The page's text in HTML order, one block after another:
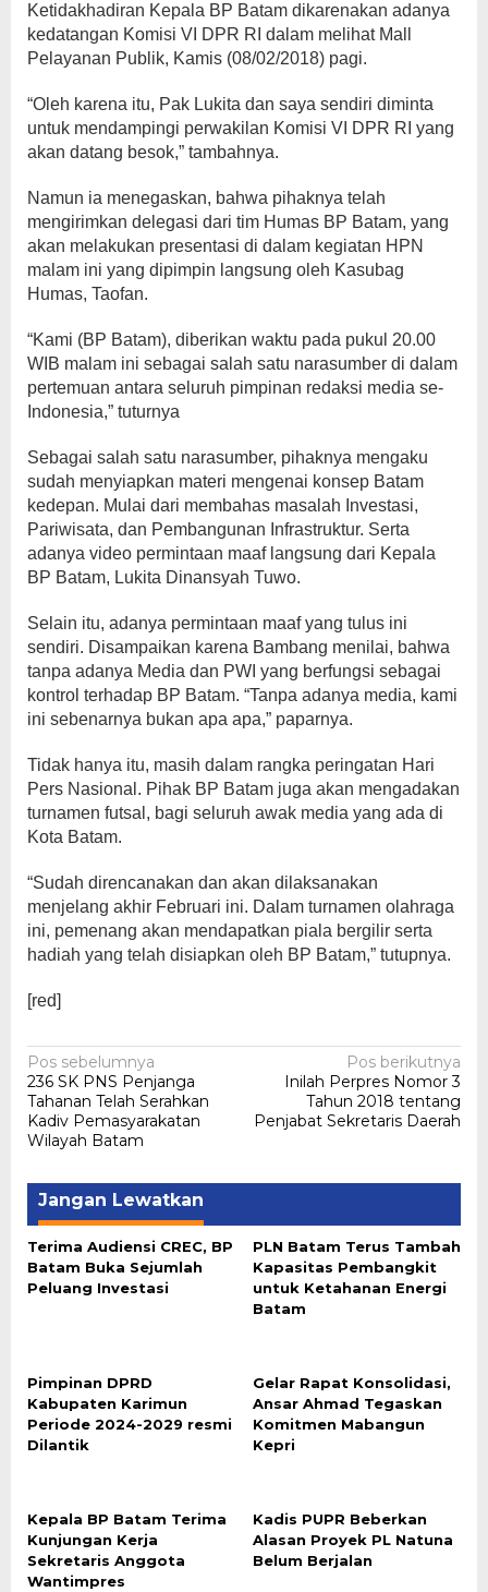
Ketidakhadiran Kepala BP Batam dikarenakan adanya
kedatangan Komisi VI DPR RI dalam melihat Mall
Pelayanan Publik, Kamis (08/02/2018) pagi.
“Oleh karena itu, Pak Lukita dan saya sendiri diminta
untuk mendampingi perwakilan Komisi VI DPR RI yang
akan datang besok,” tambahnya.
Namun ia menegaskan, bahwa pihaknya telah
mengirimkan delegasi dari tim Humas BP Batam, yang
akan melakukan presentasi di dalam kegiatan HPN
malam ini yang dipimpin langsung oleh Kasubag
Humas, Taofan.
“Kami (BP Batam), diberikan waktu pada pukul 20.00
WIB malam ini sebagai salah satu narasumber di dalam
pertemuan antara seluruh pimpinan redaksi media se-
Indonesia,” tuturnya
Sebagai salah satu narasumber, pihaknya mengaku
sudah menyiapkan materi mengenai konsep Batam
kedepan. Mulai dari membahas masalah Investasi,
Pariwisata, dan Pembangunan Infrastruktur. Serta
adanya video permintaan maaf langsung dari Kepala
BP Batam, Lukita Dinansyah Tuwo.
Selain itu, adanya permintaan maaf yang tulus ini
sendiri. Disampaikan karena Bambang menilai, bahwa
tanpa adanya Media dan PWI yang berfungsi sebagai
kontrol terhadap BP Batam. “Tanpa adanya media, kami
ini sebenarnya bukan apa apa,” paparnya.
Tidak hanya itu, masih dalam rangka peringatan Hari
Pers Nasional. Pihak BP Batam juga akan mengadakan
turnamen futsal, bagi seluruh awak media yang ada di
Kota Batam.
“Sudah direncanakan dan akan dilaksanakan
menjelang akhir Februari ini. Dalam turnamen olahraga
ini, pemenang akan mendapatkan piala bergilir serta
hadiah yang telah disiapkan oleh BP Batam,” tutupnya.
[red]
Navigasi
pos
Pos sebelumnya
236 SK PNS Penjanga
Tahanan Telah Serahkan
Kadiv Pemasyarakatan
Wilayah Batam
Pos berikutnya
Inilah Perpres Nomor 3
Tahun 2018 tentang
Penjabat Sekretaris Daerah
Jangan Lewatkan
Terima Audiensi CREC, BP
Batam Buka Sejumlah
Peluang Investasi
PLN Batam Terus Tambah
Kapasitas Pembangkit
untuk Ketahanan Energi
Batam
Pimpinan DPRD
Kabupaten Karimun
Periode 2024-2029 resmi
Dilantik
Gelar Rapat Konsolidasi,
Ansar Ahmad Tegaskan
Komitmen Mabangun
Kepri
Kepala BP Batam Terima
Kunjungan Kerja
Sekretaris Anggota
Wantimpres
Kadis PUPR Beberkan
Alasan Proyek PL Natuna
Belum Berjalan